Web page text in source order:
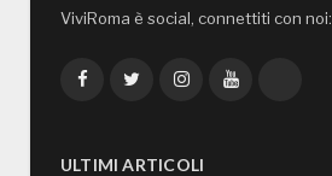
ViviRoma è social, connettiti con noi:
FacebookTwitterInstagramYouTube
ULTIMI ARTICOLI